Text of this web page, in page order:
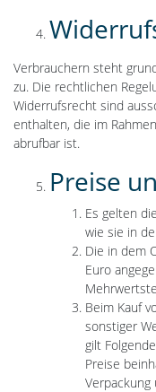
Verbrauchern steht
zu. Die rechtlichen
Widerrufsrecht sind
enthalten, die im
abrufbar ist.
Preise
Es gelten
wie sie in
Die in dem
Euro
Beim Kauf
sonstiger
gilt
Preise